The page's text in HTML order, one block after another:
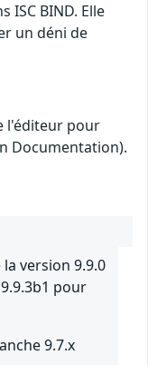
ISC BIND. Elle
un déni de
l'éditeur pour
Documentation).
la version 9.9.0
pour
9.7.x